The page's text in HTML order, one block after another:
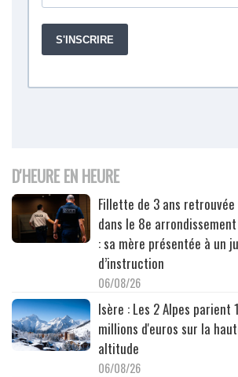
D'HEURE EN HEURE
Fillette de 3 ans
dans le 8e arrondissement
: sa mère présentée à un
d’instruction
06/08/26
Isère : Les 2 Alpes parient
millions d'euros sur la
altitude
06/08/26